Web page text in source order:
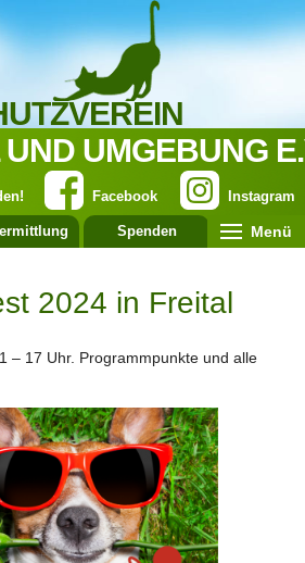
UMGEBUNG
Instagram
Facebook
Spenden Menü
2024 in Freital
– 17 Uhr. Programmpunkte und alle